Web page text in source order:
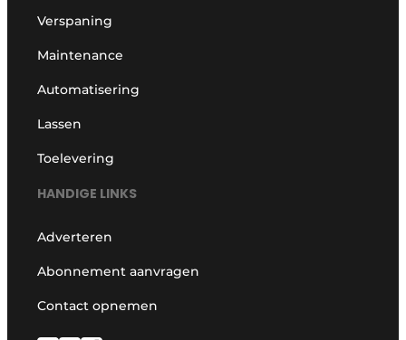
Verspaning
Maintenance
Automatisering
Lassen
Toelevering
HANDIGE LINKS
Adverteren
Abonnement aanvragen
Contact opnemen